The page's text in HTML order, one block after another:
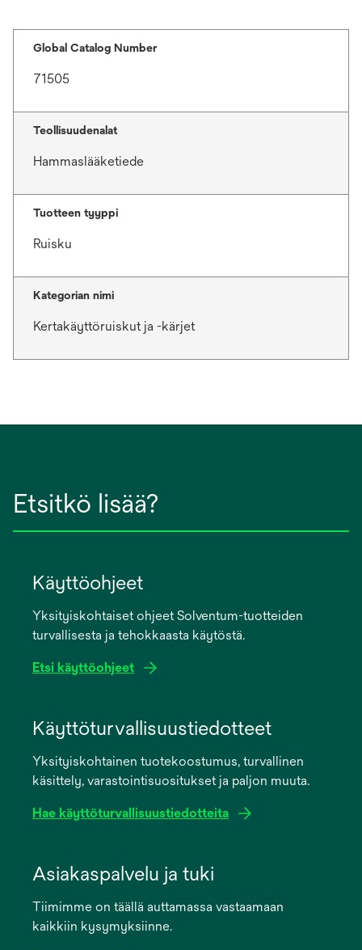
Global Catalog Number
71505
Teollisuudenalat
Hammaslääketiede
Tuotteen tyyppi
Ruisku
Kategorian nimi
Kertakäyttöruiskut ja -kärjet
Etsitkö lisää?
Käyttöohjeet
Yksityiskohtaiset ohjeet Solventum-tuotteiden
turvallisesta ja tehokkaasta käytöstä.
Etsi käyttöohjeet
new
Käyttöturvallisuustiedotteet
Yksityiskohtainen tuotekoostumus, turvallinen
käsittely, varastointisuositukset ja paljon muuta.
Hae käyttöturvallisuustiedotteita
new
Asiakaspalvelu ja tuki
Tiimimme on täällä auttamassa vastaamaan
kaikkiin kysymyksiinne.